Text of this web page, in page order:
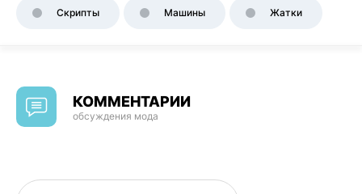
Скрипты Машины Жатки
КОММЕНТАРИИ
обсуждения мода